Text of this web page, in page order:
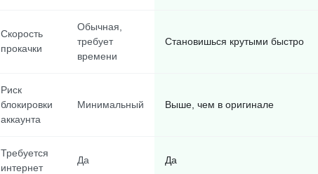
Скорость
прокачки
Обычная,
требует
времени
Становишься крутыми быстро
Риск
блокировки
аккаунта
Минимальный Выше, чем в оригинале
Требуется
интернет
Да Да